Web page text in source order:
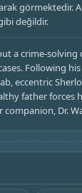
görmektedir.
değildir.
a crime-solving
Following
eccentric
father forces
Dr.